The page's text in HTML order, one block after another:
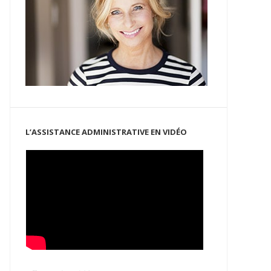
L’ASSISTANCE ADMINISTRATIVE EN VIDÉO